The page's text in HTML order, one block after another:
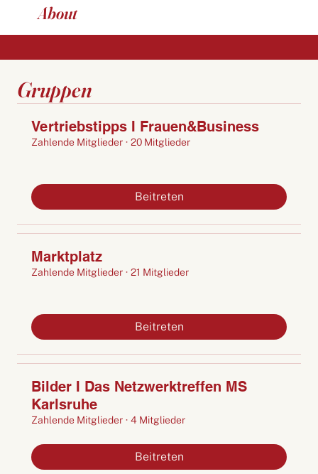
About
Gruppen
Vertriebstipps I Frauen&Business
Zahlende Mitglieder · 20 Mitglieder
Beitreten
Marktplatz
Zahlende Mitglieder · 21 Mitglieder
Beitreten
Bilder I Das Netzwerktreffen MS
Karlsruhe
Zahlende Mitglieder · 4 Mitglieder
Beitreten